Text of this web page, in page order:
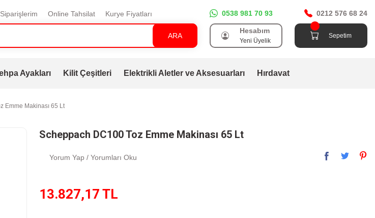
Siparişlerim Online Tahsilat Kurye Fiyatları
ARA
0538 981 70 93 0212 576 68 24
Hesabım
Yeni Üyelik
Sepetim
Ayakları Kilit Çeşitleri Elektrikli Aletler ve Aksesuarları Hırdavat
Emme Makinası 65 Lt
Scheppach DC100 Toz Emme Makinası 65 Lt
Yorum Yap / Yorumları Oku
13.827,17 TL